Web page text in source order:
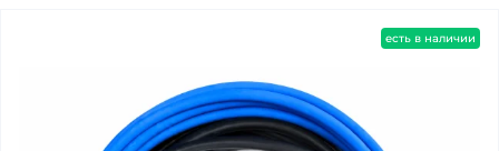
есть в наличии